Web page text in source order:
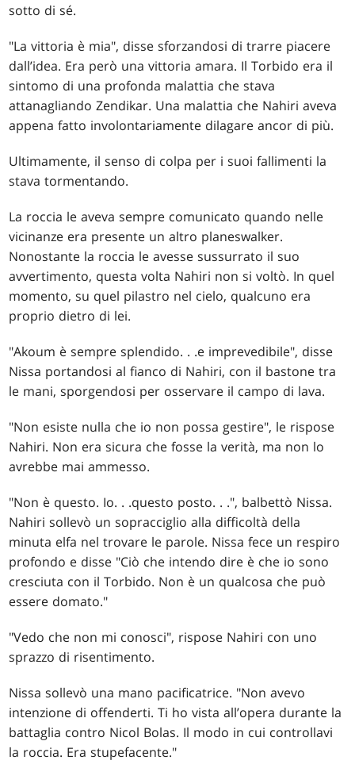
sotto di sé.
"La vittoria è mia", disse sforzandosi di trarre piacere
dall’idea. Era però una vittoria amara. Il Torbido era il
sintomo di una profonda malattia che stava
attanagliando Zendikar. Una malattia che Nahiri aveva
appena fatto involontariamente dilagare ancor di più.
Ultimamente, il senso di colpa per i suoi fallimenti la
stava tormentando.
La roccia le aveva sempre comunicato quando nelle
vicinanze era presente un altro planeswalker.
Nonostante la roccia le avesse sussurrato il suo
avvertimento, questa volta Nahiri non si voltò. In quel
momento, su quel pilastro nel cielo, qualcuno era
proprio dietro di lei.
"Akoum è sempre splendido. . .e imprevedibile", disse
Nissa portandosi al fianco di Nahiri, con il bastone tra
le mani, sporgendosi per osservare il campo di lava.
"Non esiste nulla che io non possa gestire", le rispose
Nahiri. Non era sicura che fosse la verità, ma non lo
avrebbe mai ammesso.
"Non è questo. Io. . .questo posto. . .", balbettò Nissa.
Nahiri sollevò un sopracciglio alla difficoltà della
minuta elfa nel trovare le parole. Nissa fece un respiro
profondo e disse "Ciò che intendo dire è che io sono
cresciuta con il Torbido. Non è un qualcosa che può
essere domato."
"Vedo che non mi conosci", rispose Nahiri con uno
sprazzo di risentimento.
Nissa sollevò una mano pacificatrice. "Non avevo
intenzione di offenderti. Ti ho vista all’opera durante la
battaglia contro Nicol Bolas. Il modo in cui controllavi
la roccia. Era stupefacente."